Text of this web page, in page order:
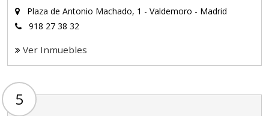
Plaza de Antonio Machado, 1 - Valdemoro - Madrid
918 27 38 32
Ver Inmuebles
5